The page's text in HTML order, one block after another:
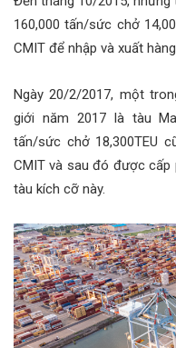
160,000 tấn/sức chở
CMIT để nhập và xuất
Ngày 20/2/2017, một
giới năm 2017 là tàu
tấn/sức chở 18,300TEU
CMIT và sau đó được cấp
tàu kích cỡ này.